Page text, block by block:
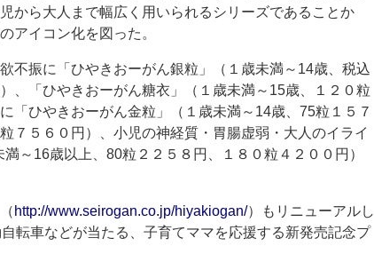
から大人まで幅広く用いられるシリーズであることか
アイコン化を図った。
不振に「ひやきおーがん銀粒」（１歳未満～14歳、税込
、「ひやきおーがん糖衣」（１歳未満～15歳、１２０粒
「ひやきおーがん金粒」（１歳未満～14歳、75粒１５７
７５６０円）、小児の神経質・胃腸虚弱・大人のイライ
～16歳以上、80粒２２５８円、１８０粒４２００円）
http://www.seirogan.co.jp/hiyakiogan/）もリニューアルし
転車などが当たる、子育てママを応援する新発売記念プ